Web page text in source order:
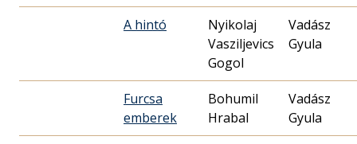
A hintó
Nyikolaj
Vasziljevics
Gogol
Vadász
Gyula
Furcsa
emberek
Bohumil
Hrabal
Vadász
Gyula